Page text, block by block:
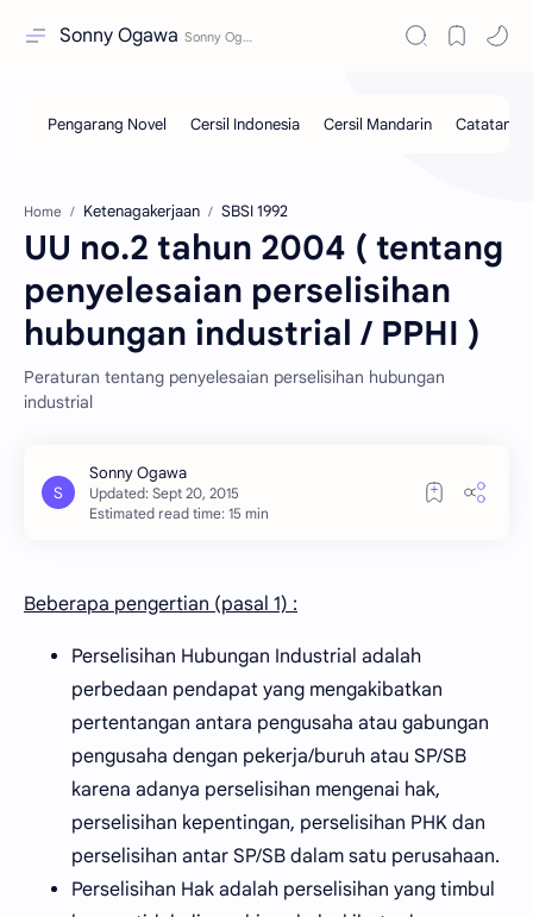
Sonny Ogawa
Home Ketenagakerjaan SBSI 1992
UU no.2 tahun 2004 ( tentang
penyelesaian perselisihan
hubungan industrial / PPHI )
Peraturan tentang penyelesaian perselisihan hubungan
industrial
Estimated read time: 15 min
Beberapa pengertian (pasal 1) :
Perselisihan Hubungan Industrial adalah
perbedaan pendapat yang mengakibatkan
pertentangan antara pengusaha atau gabungan
pengusaha dengan pekerja/buruh atau SP/SB
karena adanya perselisihan mengenai hak,
perselisihan kepentingan, perselisihan PHK dan
perselisihan antar SP/SB dalam satu perusahaan.
Perselisihan Hak adalah perselisihan yang timbul